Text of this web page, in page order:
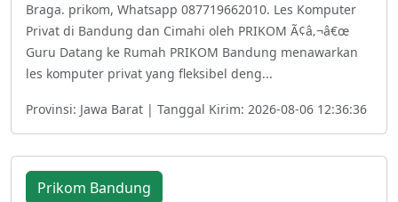
Braga. prikom, Whatsapp 087719662010. Les Komputer
Privat di Bandung dan Cimahi oleh PRIKOM Ã¢â‚¬â€œ
Guru Datang ke Rumah PRIKOM Bandung menawarkan
les komputer privat yang fleksibel deng...
Provinsi: Jawa Barat | Tanggal Kirim: 2026-08-06 12:36:36
Prikom Bandung